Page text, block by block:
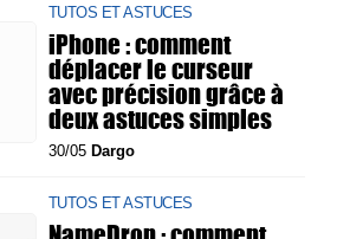
TUTOS ET ASTUCES
iPhone : comment
déplacer le curseur
avec précision grâce à
deux astuces simples
30/05 Dargo
TUTOS ET ASTUCES